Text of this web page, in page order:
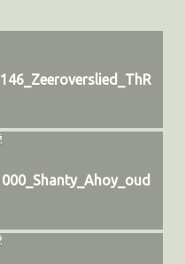
146_Zeeroverslied_ThR
000_Shanty_Ahoy_oud